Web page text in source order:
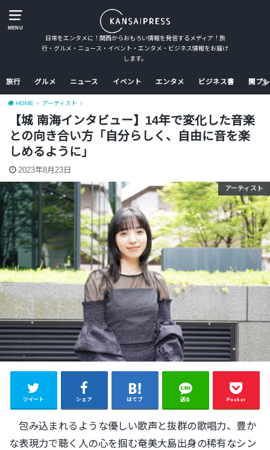
MENU
日常をエンタメに！関西からおもろい情報を発信するメディア！旅
行・グルメ・ニュース・イベント・エンタメ・ビジネス情報をお届け
します。
旅行 グルメ ニュース イベント エンタメ ビジネス書 関プ
HOME アーティスト
【城 南海インタビュー】14年で変化した音楽
との向き合い方「自分らしく、自由に音を楽
しめるように」
2023年8月23日
アーティスト
ツイート シェア はてブ 送る Pocket
包み込まれるような優しい歌声と抜群の歌唱力、豊か
な表現力で聴く人の心を掴む奄美大島出身の稀有なシン